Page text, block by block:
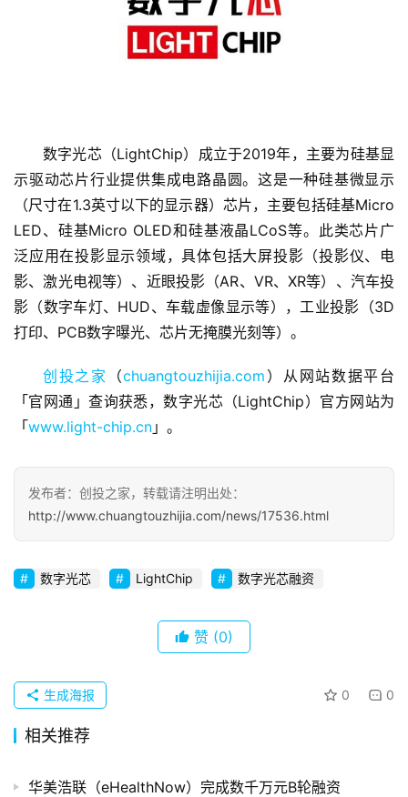
首
页
融
资
报
道
业
观
察
初
创
购
组
登录
数字光芯（LightChip）成立于2019年，主要为硅基显
示驱动芯片行业提供集成电路晶圆。这是一种硅基微显示
（尺寸在1.3英寸以下的显示器）芯片，主要包括硅基Micro
LED、硅基Micro OLED和硅基液晶LCoS等。此类芯片广
泛应用在投影显示领域，具体包括大屏投影（投影仪、电
影、激光电视等）、近眼投影（AR、VR、XR等）、汽车投
影（数字车灯、HUD、车载虚像显示等），工业投影（3D
打印、PCB数字曝光、芯片无掩膜光刻等）。
创投之家 （chuangtouzhijia.com ）从网站数据平台
「官网通」查询获悉，数字光芯（LightChip）官方网站为
「www.light-chip.cn 」。
发布者：创投之家，转载请注明出处：
http://www.chuangtouzhijia.com/news/17536.html
数字光芯 LightChip 数字光芯融资
赞 (0)
0 0
生成海报
相关推荐
华美浩联（eHealthNow）完成数千万元B轮融资